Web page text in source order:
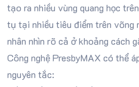
tạo ra nhiều vùng quang học
tụ tại nhiều tiêu điểm trên võng
nhân nhìn rõ cả ở khoảng cách
Công nghệ PresbyMAX có thể
nguyên tắc: